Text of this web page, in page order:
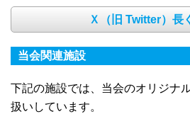
Ｘ（旧 Twitter）長
当会関連施設
下記の施設では、当会のオリジナ
扱いしています。